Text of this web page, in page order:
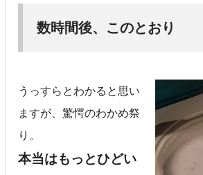
数時間後、このとおり
うっすらとわかると思い
ますが、驚愕のわかめ祭
り。
本当はもっとひどい